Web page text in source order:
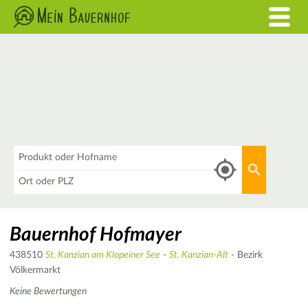
Bauernhof Hofmayer
438510 St. Kanzian am Klopeiner See - St. Kanzian-Alt - Bezirk
Völkermarkt
Keine Bewertungen